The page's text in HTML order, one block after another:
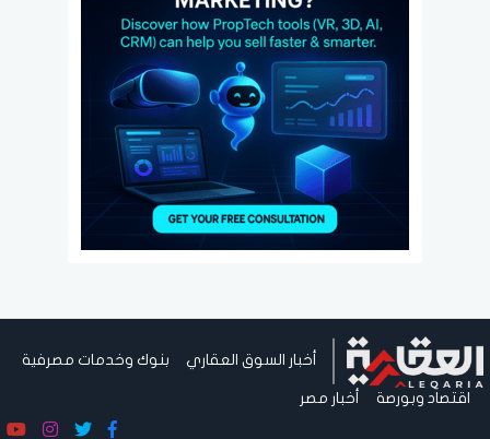
أخبار السوق العقاري بنوك وخدمات مصرفية
اقتصاد وبورصة أخبار مصر